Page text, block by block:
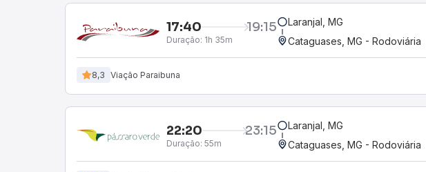
17:40 19:15
Duração: 1h 35m
Laranjal, MG
Cataguases, MG - Rodoviária
8,3 Viação Paraibuna
22:20 23:15
Duração: 55m
Laranjal, MG
Cataguases, MG - Rodoviária